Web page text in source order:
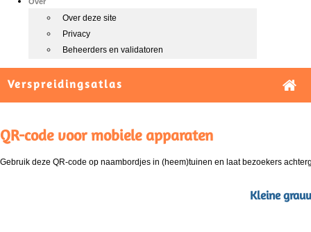
Over deze site
Privacy
Beheerders en validatoren
Verspreidingsatlas
QR-code voor mobiele apparaten
Gebruik deze QR-code op naambordjes in (heem)tuinen en laat bezoekers
Kleine